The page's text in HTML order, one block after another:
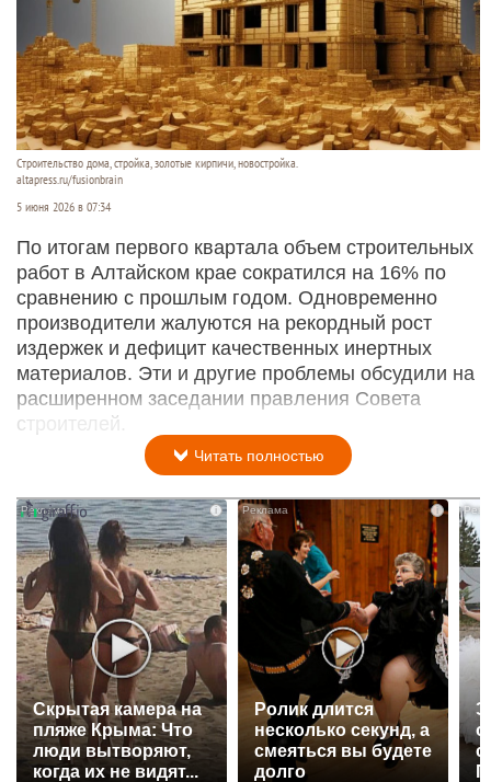
Строительство дома, стройка, золотые кирпичи, новостройка.
altapress.ru/fusionbrain
5 июня 2026 в 07:34
По итогам первого квартала объем строительных
работ в Алтайском крае сократился на 16% по
сравнению с прошлым годом. Одновременно
производители жалуются на рекордный рост
издержек и дефицит качественных инертных
материалов. Эти и другие проблемы обсудили на
расширенном заседании правления Совета
строителей.
Читать полностью
i
Скрытая камера на
пляже Крыма: Что
люди вытворяют,
когда их не видят...
Ролик длится
несколько секунд, а
смеяться вы будете
долго